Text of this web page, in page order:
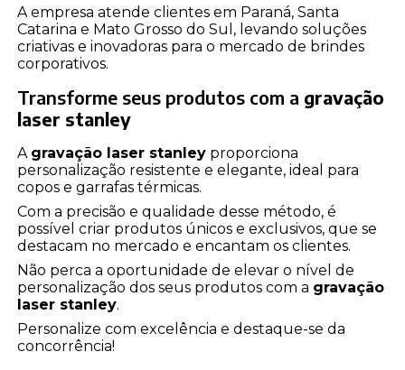
A empresa atende clientes em Paraná, Santa
Catarina e Mato Grosso do Sul, levando soluções
criativas e inovadoras para o mercado de brindes
corporativos.
Transforme seus produtos com a gravação
laser stanley
A gravação laser stanley proporciona
personalização resistente e elegante, ideal para
copos e garrafas térmicas.
Com a precisão e qualidade desse método, é
possível criar produtos únicos e exclusivos, que se
destacam no mercado e encantam os clientes.
Não perca a oportunidade de elevar o nível de
personalização dos seus produtos com a gravação
laser stanley.
Personalize com excelência e destaque-se da
concorrência!